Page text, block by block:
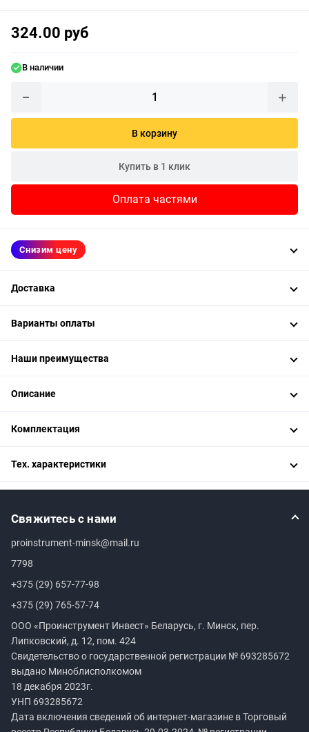
324.00 руб
В наличии
В корзину
Купить в 1 клик
Оплата частями
Снизим цену
Доставка
Варианты оплаты
Наши преимущества
Описание
Комплектация
Тех. характеристики
Свяжитесь с нами
proinstrument-minsk@mail.ru
7798
+375 (29) 657-77-98
+375 (29) 765-57-74
ООО «Проинструмент Инвест» Беларусь, г. Минск, пер.
Липковский, д. 12, пом. 424
Свидетельство о государственной регистрации № 693285672
выдано Миноблисполкомом
18 декабря 2023г.
УНП 693285672
Дата включения сведений об интернет-магазине в Торговый